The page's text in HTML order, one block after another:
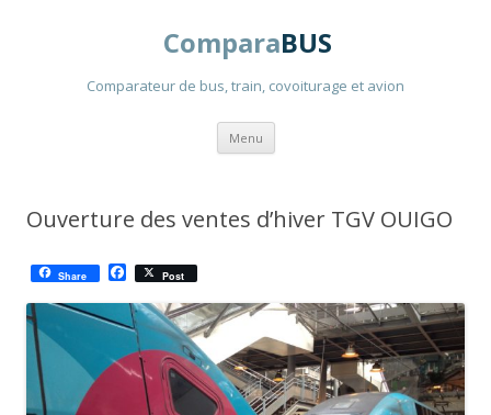
ComparaBUS
Comparateur de bus, train, covoiturage et avion
Menu Aller
contenu
Ouverture des ventes d’hiver TGV OUIGO
Share
a
c
e
b
o
o
Post